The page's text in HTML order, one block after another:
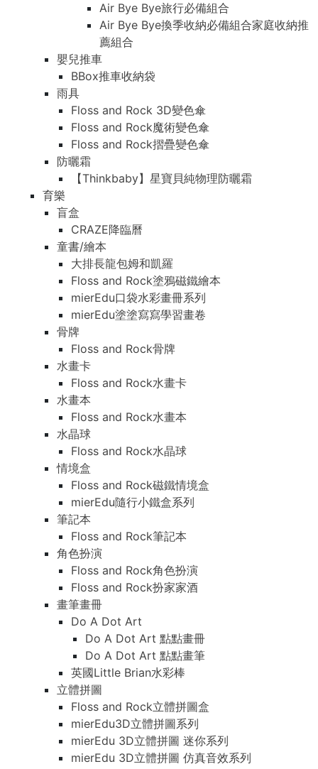
Air Bye Bye旅行必備組合
Air Bye Bye換季收納必備組合家庭收納推
薦組合
嬰兒推車
BBox推車收納袋
雨具
Floss and Rock 3D變色傘
Floss and Rock魔術變色傘
Floss and Rock摺疊變色傘
防曬霜
【Thinkbaby】星寶貝純物理防曬霜
育樂
盲盒
CRAZE降臨曆
童書/繪本
大排長龍包姆和凱羅
Floss and Rock塗鴉磁鐵繪本
mierEdu口袋水彩畫冊系列
mierEdu塗塗寫寫學習畫卷
骨牌
Floss and Rock骨牌
水畫卡
Floss and Rock水畫卡
水畫本
Floss and Rock水畫本
水晶球
Floss and Rock水晶球
情境盒
Floss and Rock磁鐵情境盒
mierEdu隨行小鐵盒系列
筆記本
Floss and Rock筆記本
角色扮演
Floss and Rock角色扮演
Floss and Rock扮家家酒
畫筆畫冊
Do A Dot Art
Do A Dot Art 點點畫冊
Do A Dot Art 點點畫筆
英國Little Brian水彩棒
立體拼圖
Floss and Rock立體拼圖盒
mierEdu3D立體拼圖系列
mierEdu 3D立體拼圖 迷你系列
mierEdu 3D立體拼圖 仿真音效系列